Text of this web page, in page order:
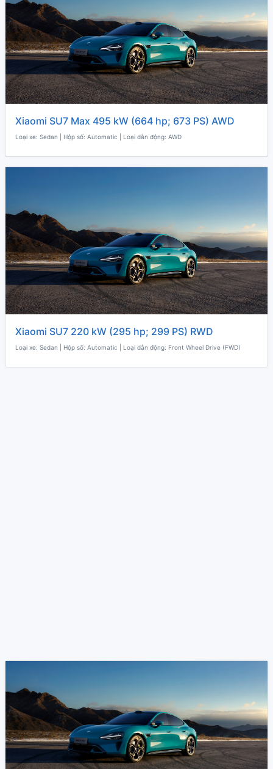
Xiaomi SU7 Max 495 kW (664 hp; 673 PS) AWD
Loại xe: Sedan | Hộp số: Automatic | Loại dẫn động: AWD
Xiaomi SU7 220 kW (295 hp; 299 PS) RWD
Loại xe: Sedan | Hộp số: Automatic | Loại dẫn động: Front Wheel Drive (FWD)